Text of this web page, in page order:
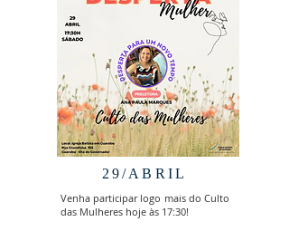
29/ABRIL
Venha participar logo mais do Culto
das Mulheres hoje às 17:30!